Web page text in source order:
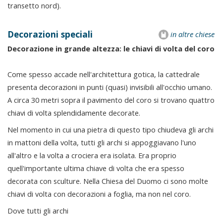
transetto nord).
in altre chiese
Decorazioni speciali
Decorazione in grande altezza: le chiavi di volta del coro
Come spesso accade nell'architettura gotica, la cattedrale
presenta decorazioni in punti (quasi) invisibili all'occhio umano.
A circa 30 metri sopra il pavimento del coro si trovano quattro
chiavi di volta splendidamente decorate.
Nel momento in cui una pietra di questo tipo chiudeva gli archi
in mattoni della volta, tutti gli archi si appoggiavano l'uno
all'altro e la volta a crociera era isolata. Era proprio
quell'importante ultima chiave di volta che era spesso
decorata con sculture. Nella Chiesa del Duomo ci sono molte
chiavi di volta con decorazioni a foglia, ma non nel coro.
Dove tutti gli archi